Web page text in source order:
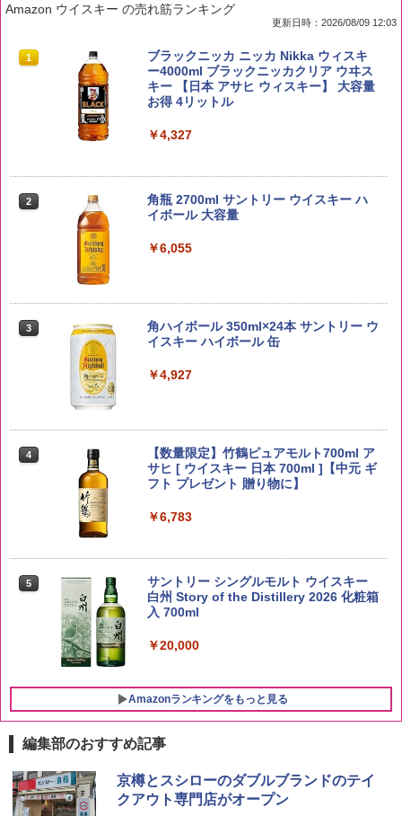
1 by Amazon 国産ブレンド米 精米 5kg
￥2,650
新潟ケンベイ【精米】新潟県産にじのき
らめき 5kg 令和7年産
by Amazon あきたこまちブレンド 無洗
米 5kg
野沢農産 無洗米 青い流るる コシヒカリ
5kg 長野県産 令和7年産
￥3,980
【在庫処分価格】ももたろう印 無洗米 5
kg 業務用 お米マイスターブレンド
￥2,680
Amazon ウイスキー の売れ筋ランキング
更新日時：2026/08/09 12:03
1
ブラックニッカ ニッカ Nikka ウィスキ
ー4000ml ブラックニッカクリア ウヰス
キー 【日本 アサヒ ウィスキー】 大容量
お得 4リットル
￥4,327
2
角瓶 2700ml サントリー ウイスキー ハ
イボール 大容量
￥6,055
3
角ハイボール 350ml×24本 サントリー ウ
イスキー ハイボール 缶
￥4,927
4
【数量限定】竹鶴ピュアモルト700ml ア
サヒ [ ウイスキー 日本 700ml ]【中元 ギ
フト プレゼント 贈り物に】
￥6,783
5
サントリー シングルモルト ウイスキー
白州 Story of the Distillery 2026 化粧箱
入 700ml
￥20,000
Amazonランキングをもっと見る
1
チキンラーメン どんぶり 85g×12個 日清
食品 インスタント カップ麺
1
[山善] スチームオーブンレンジ 25L 一人
暮らし 二人暮らし フラットテーブル ス
チーム調理 自動メニュー19種搭載 角皿
編集部のおすすめ記事
京樽とスシローのダブルブランドのテイ
クアウト専門店がオープン